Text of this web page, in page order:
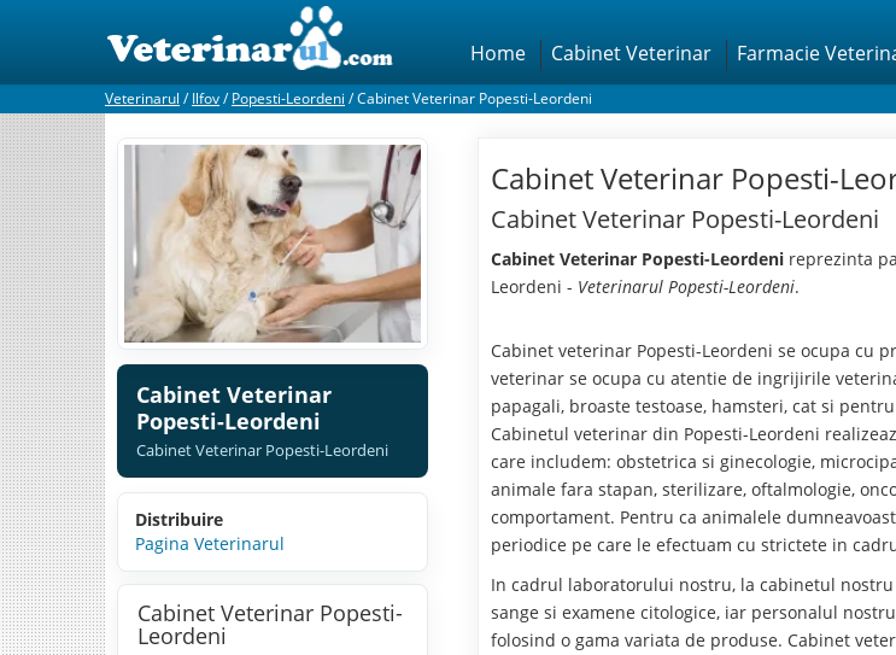
Home Cabinet Veterinar Farmacie
Veterinarul /Ilfov/Popesti-Leordeni /Cabinet Veterinar Popesti-Leordeni
Cabinet Veterinar
Popesti-Leordeni
Cabinet Veterinar Popesti-Leordeni
Distribuire
Pagina Veterinarul
Cabinet Veterinar Popesti-
Leordeni
Cabinet Veterinar Popesti-
Cabinet Veterinar Popesti-Leordeni
Cabinet Veterinar Popesti-Leordeni reprezinta
Leordeni - Veterinarul Popesti-Leordeni.
Cabinet veterinar Popesti-Leordeni se ocupa cu
veterinar se ocupa cu atentie de ingrijirile
papagali, broaste testoase, hamsteri, cat si
Cabinetul veterinar din Popesti-Leordeni
care includem: obstetrica si ginecologie,
animale fara stapan, sterilizare, oftalmologie,
comportament. Pentru ca animalele
periodice pe care le efectuam cu strictete in
In cadrul laboratorului nostru, la cabinetul
sange si examene citologice, iar personalul
folosind o gama variata de produse. Cabinet